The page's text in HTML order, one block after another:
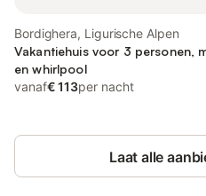
Bordighera, Ligurische Alpen
Vakantiehuis voor 3 personen,
en whirlpool
vanaf€ 113per nacht
Laat alle